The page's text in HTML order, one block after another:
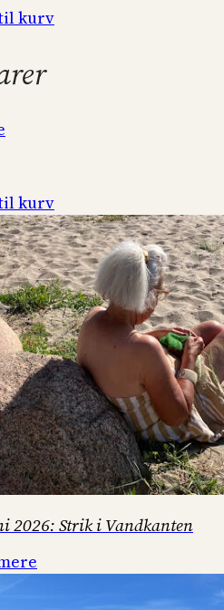
kurv
kurv
2026: Strik i Vandkanten